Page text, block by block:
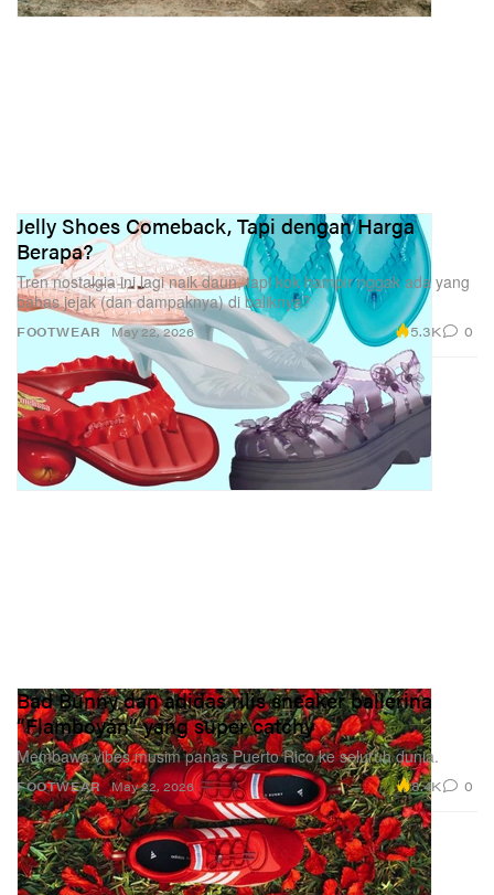
FOOTWEAR
Jelly Shoes Comeback, Tapi dengan Harga
Berapa?
Tren nostalgia ini lagi naik daun, tapi kok hampir nggak ada yang
bahas jejak (dan dampaknya) di baliknya?
May 22, 2026 5.3K 0
FOOTWEAR
Bad Bunny dan adidas rilis sneaker ballerina
“Flamboyán” yang super catchy
Membawa vibes musim panas Puerto Rico ke seluruh dunia.
May 22, 2026 8.4K 0